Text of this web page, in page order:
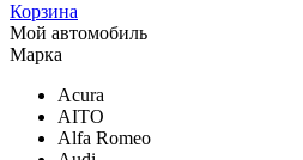
Корзина
Мой автомобиль
Марка
Acura
AITO
Alfa Romeo